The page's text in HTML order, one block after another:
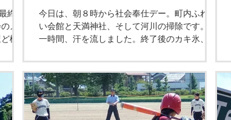
終
メン
様々
皆
今日は、朝８時から社会奉仕デー。町内ふれあ
い会館と天満神社、そして河川の掃除です。小
一時間、汗を流しました。終了後のカキ氷、大
も草刈りです。熱中症になりませんように！